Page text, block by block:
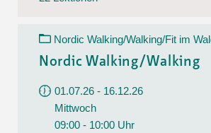
Nordic Walking/Walking/Fit im
Nordic Walking/Walking
01.07.26 - 16.12.26
Mittwoch
09:00 - 10:00 Uhr